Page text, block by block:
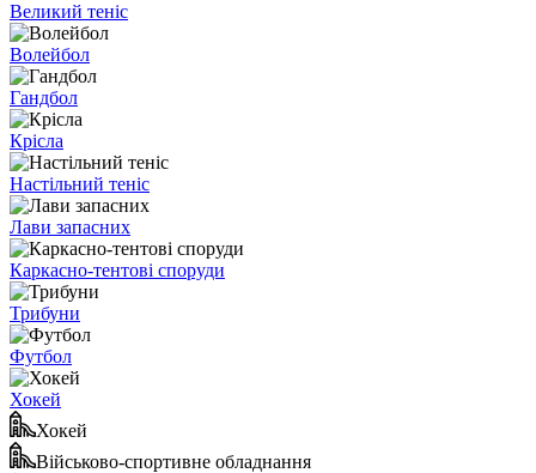
Великий теніс
Волейбол
Гандбол
Крісла
Настільний теніс
Лави запасних
Каркасно-тентові споруди
Трибуни
Футбол
Хокей
Хокей
Військово-спортивне обладнання